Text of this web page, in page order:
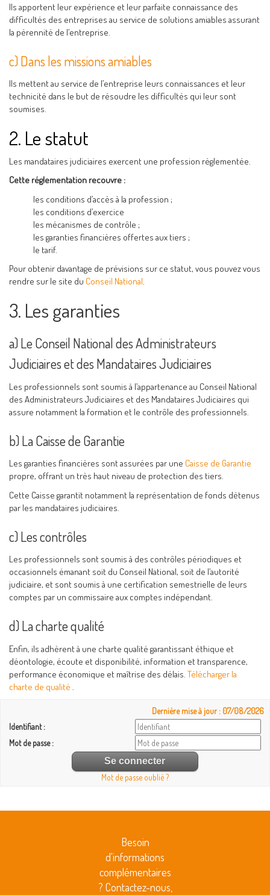
Ils apportent leur expérience et leur parfaite connaissance des
difficultés des entreprises au service de solutions amiables assurant
la pérennité de l’entreprise.
c) Dans les missions amiables
Ils mettent au service de l’entreprise leurs connaissances et leur
technicité dans le but de résoudre les difficultés qui leur sont
soumises.
2. Le statut
Les mandataires judiciaires exercent une profession réglementée.
Cette réglementation recouvre :
les conditions d’accès à la profession ;
les conditions d’exercice
les mécanismes de contrôle ;
les garanties financières offertes aux tiers ;
le tarif.
Pour obtenir davantage de prévisions sur ce statut, vous pouvez vous
rendre sur le site du Conseil National.
3. Les garanties
a) Le Conseil National des Administrateurs
Judiciaires et des Mandataires Judiciaires
Les professionnels sont soumis à l’appartenance au Conseil National
des Administrateurs Judiciaires et des Mandataires Judiciaires qui
assure notamment la formation et le contrôle des professionnels.
b) La Caisse de Garantie
Les garanties financières sont assurées par une Caisse de Garantie
propre, offrant un très haut niveau de protection des tiers.
Cette Caisse garantit notamment la représentation de fonds détenus
par les mandataires judiciaires.
c) Les contrôles
Les professionnels sont soumis à des contrôles périodiques et
occasionnels émanant soit du Conseil National, soit de l’autorité
judiciaire, et sont soumis à une certification semestrielle de leurs
comptes par un commissaire aux comptes indépendant.
d) La charte qualité
Enfin, ils adhèrent à une charte qualité garantissant éthique et
déontologie, écoute et disponibilité, information et transparence,
performance économique et maîtrise des délais. Télécharger la
charte de qualité
Dernière mise à jour : 07/08/2026
Identifiant :
Mot de passe :
Mot de passe oublié ?
Besoin
d'informations
complémentaires
? Contactez-nous,